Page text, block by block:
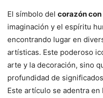
El símbolo del corazón con
imaginación y el espíritu
encontrando lugar en
artísticas. Este poderoso
arte y la decoración, sino
profundidad de
Este artículo se adentra